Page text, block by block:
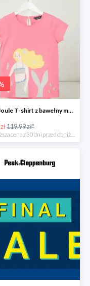
Tom Joule T-shirt z bawełny model ‘Maggie’ -50%
119.99 zł*